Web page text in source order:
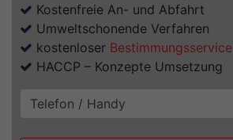
Kostenfreie An- und Abfahrt
Umweltschonende Verfahren
kostenloser Bestimmungsservice
HACCP – Konzepte Umsetzung